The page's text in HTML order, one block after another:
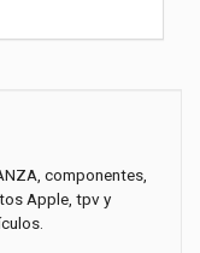
componentes,
Apple, tpv y